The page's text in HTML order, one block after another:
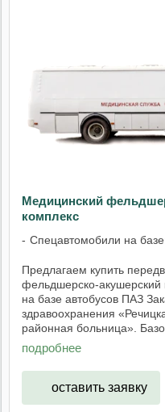
Медицинский
комплекс
Спецавтомобили на
Предлагаем купить
фельдшерско-акушерский
на базе автобусов ПАЗ
здравоохранения
районная больница».
ПАЗ-4234-04. Год выпуска:
Медицинский комплекс ...
подробнее
оставить заявку